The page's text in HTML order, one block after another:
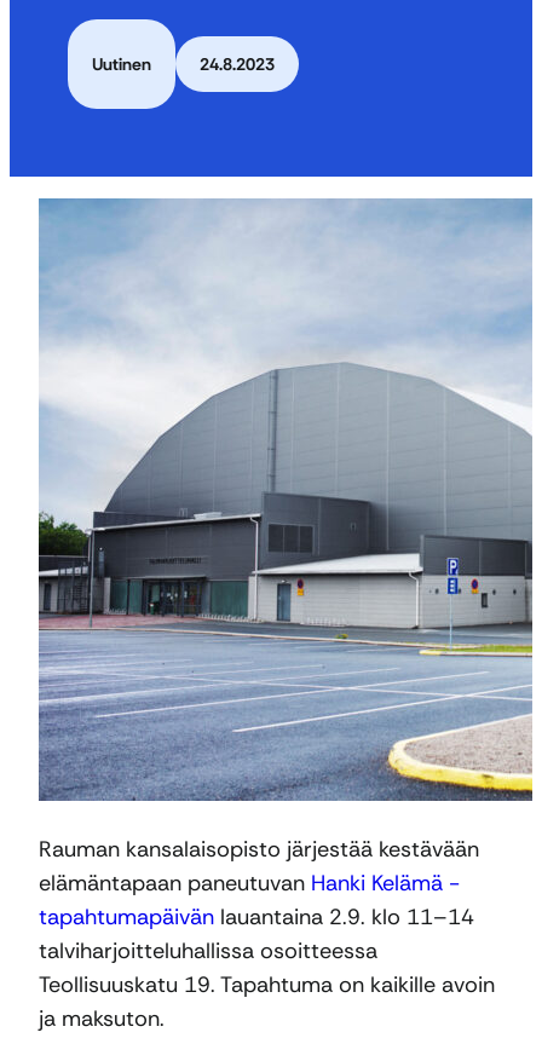
Uutinen 24.8.2023
Rauman kansalaisopisto järjestää kestävään
elämäntapaan paneutuvan Hanki Kelämä -
tapahtumapäivän lauantaina 2.9. klo 11–14
talviharjoitteluhallissa osoitteessa
Teollisuuskatu 19. Tapahtuma on kaikille avoin
ja maksuton.